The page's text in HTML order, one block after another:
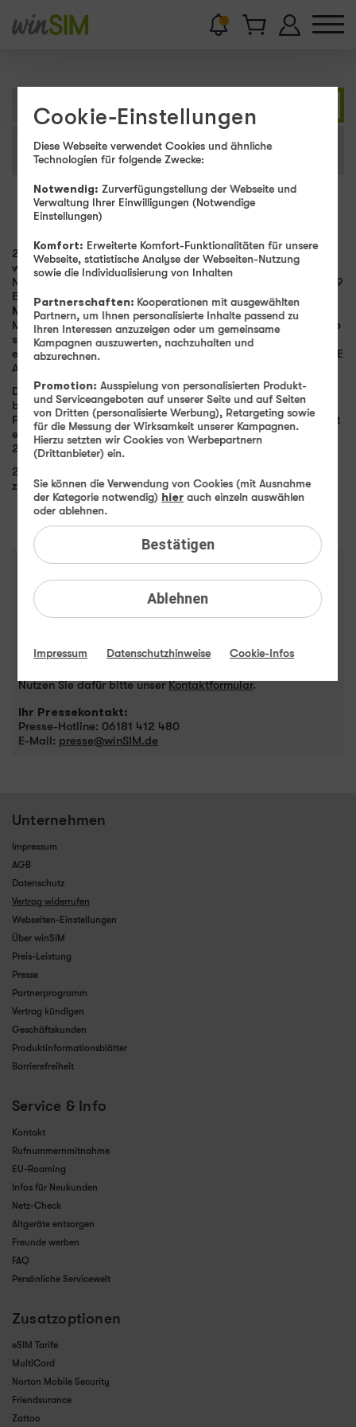
Download-/
Medien-Center
Presse­verteiler
2026
21.03.2023
winSIM
Neue Aktionstarife bei winSIM: LTE-Vertrag mit 16 GB für 10,99
EUR pro Monat
Maintal, 21. März 2023.Die Familienmarke winSIM macht
Mobilfunkkundinnen und -kunden ein besonderes Angebot: Ab
sofort ist der Tarif LTE All 16 GB für 10,99 EUR monatlich
erhältlich. Als weiteren Aktionstarif bietet winSIM den Tarif LTE
All 50 GB für 24,99 EUR statt 29,99 EUR monatlich an.
Die Aktionstarife von winSIM enthalten neben dem
beschriebenen Datenvolumen von 16 GB bzw. 50 GB eine
Flatrate zum Telefonieren und SMS-Schreiben. EU-Roaming ist
ebenfalls inklusive. Die Aktionstarife sind bei winSIM bis zum
28. März 2023 um 11 Uhr verfügbar.
20230321_winSIM_Aktionstarife.pdf
zurück
Pressekontakt
Sie sind von der Presse?
Dann wenden Sie sich mit Ihren Fragen rund um winSIM
Bitte haben Sie Verständnis, dass die Presseabteilung
Nutzen Sie dafür bitte unserKontaktformular.
Ihr Pressekontakt:
Presse-Hotline: 06181 412 480
E-Mail: presse@winSIM.de
Unternehmen
Impressum
AGB
Datenschutz
Vertrag widerrufen
Webseiten-Einstellungen
Über winSIM
Preis-Leistung
Presse
Partnerprogramm
Vertrag kündigen
Geschäftskunden
Produktinformationsblätter
Barrierefreiheit
Service & Info
Kontakt
Rufnummernmitnahme
EU-Roaming
Infos für Neukunden
Netz-Check
Altgeräte entsorgen
Freunde werben
FAQ
Persönliche Servicewelt
Zusatzoptionen
eSIM Tarife
MultiCard
Norton Mobile Security
Friendsurance
Zattoo
Cookie-Einstellungen
Diese Webseite verwendet Cookies und ähnliche
Technologien für folgende Zwecke:
Notwendig: Zurverfügungstellung der Webseite und
Verwaltung Ihrer Einwilligungen (Notwendige
Einstellungen)
Komfort: Erweiterte Komfort-Funktionalitäten für unsere
Webseite, statistische Analyse der Webseiten-Nutzung
sowie die Individualisierung von Inhalten
Partnerschaften: Kooperationen mit ausgewählten
Partnern, um Ihnen personalisierte Inhalte passend zu
Ihren Interessen anzuzeigen oder um gemeinsame
Kampagnen auszuwerten, nachzuhalten und
abzurechnen.
Promotion: Ausspielung von personalisierten Produkt-
und Serviceangeboten auf unserer Seite und auf Seiten
von Dritten (personalisierte Werbung), Retargeting sowie
für die Messung der Wirksamkeit unserer Kampagnen.
Hierzu setzten wir Cookies von Werbepartnern
(Drittanbieter) ein.
Ablehnen
Sie können die Verwendung von Cookies (mit Ausnahme
der Kategorie notwendig) hier auch einzeln auswählen
oder ablehnen.
Bestätigen
Impressum Datenschutzhinweise Cookie-Infos